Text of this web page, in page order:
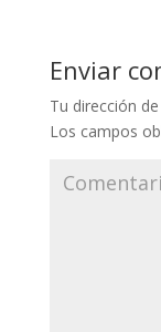
Enviar
Tu dirección
Los campos